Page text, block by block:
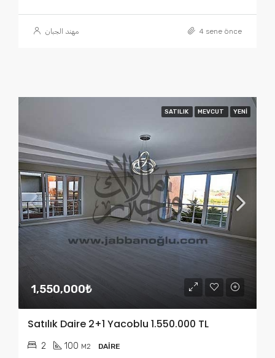
مهند الجبان 4 sene önce
SATILIK MEVCUT YENI
1,550,000₺
Satılık Daire 2+1 Yacoblu 1.550.000 TL
2 100 M2 DAIRE